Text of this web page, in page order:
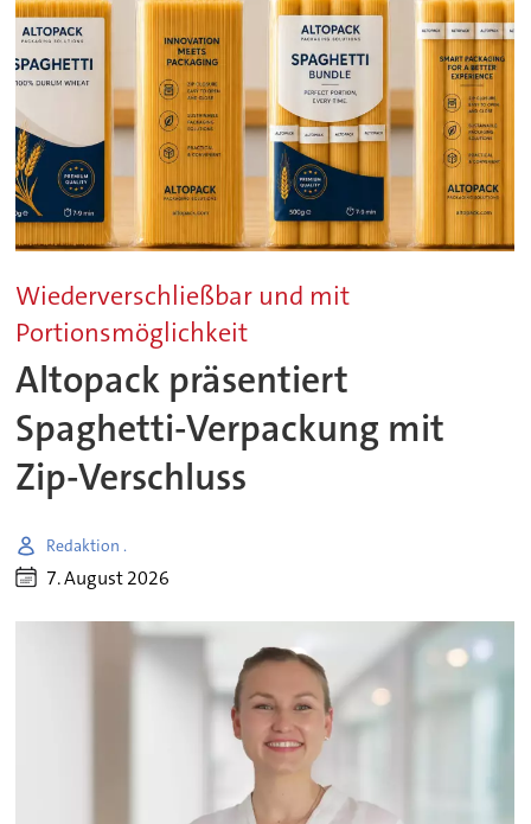
Wiederverschließbar und mit
Portionsmöglichkeit
Altopack präsentiert
Spaghetti-Verpackung mit
Zip-Verschluss
Redaktion .
7. August 2026